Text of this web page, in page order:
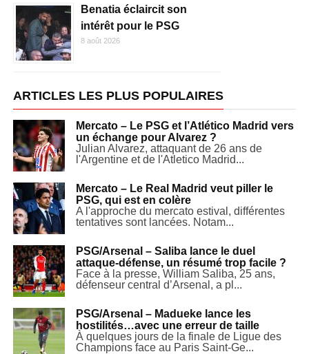
Benatia éclaircit son
intérêt pour le PSG
8 août 2026
ARTICLES LES PLUS POPULAIRES
Mercato – Le PSG et l’Atlético Madrid vers
un échange pour Alvarez ?
Julian Alvarez, attaquant de 26 ans de
l'Argentine et de l'Atletico Madrid...
Mercato – Le Real Madrid veut piller le
PSG, qui est en colère
A l'approche du mercato estival, différentes
tentatives sont lancées. Notam...
PSG/Arsenal – Saliba lance le duel
attaque-défense, un résumé trop facile ?
Face à la presse, William Saliba, 25 ans,
défenseur central d’Arsenal, a pl...
PSG/Arsenal – Madueke lance les
hostilités…avec une erreur de taille
À quelques jours de la finale de Ligue des
Champions face au Paris Saint-Ge...